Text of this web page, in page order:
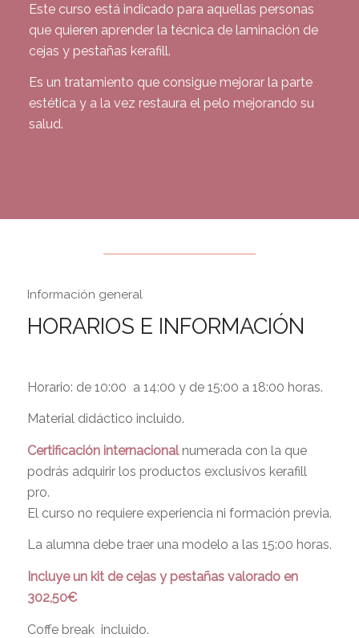
Este curso está indicado para aquellas personas
que quieren aprender la técnica de laminación de
cejas y pestañas kerafill.
Es un tratamiento que consigue mejorar la parte
estética y a la vez restaura el pelo mejorando su
salud.
Información general
HORARIOS E INFORMACIÓN
Horario: de 10:00 a 14:00 y de 15:00 a 18:00 horas.
Material didáctico incluido.
Certificación internacionalnumerada con la que
podrás adquirir los productos exclusivos kerafill
pro.
El curso no requiere experiencia ni formación previa.
La alumna debe traer una modelo a las 15:00 horas.
Incluye un kit de cejas y pestañas valorado en
302,50€
Coffe break incluido.